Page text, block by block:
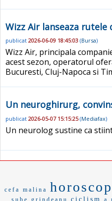
Wizz Air lanseaza
publicat 2026-06-09 18:45:03 (Bursa)
Wizz Air, principala
acest sezon, operatorul
Bucuresti, Cluj-Napoca si
Un neuroghirurg,
publicat 2026-05-07 15:15:25(Mediafax)
Un neurolog sustine ca
cefa malina horoscop
sube
grindeanu ciclism a